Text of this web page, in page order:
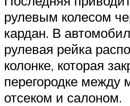
рулевым колесом
кардан. В
рулевая рейка
колонке, которая
перегородке между
отсеком и салоном.